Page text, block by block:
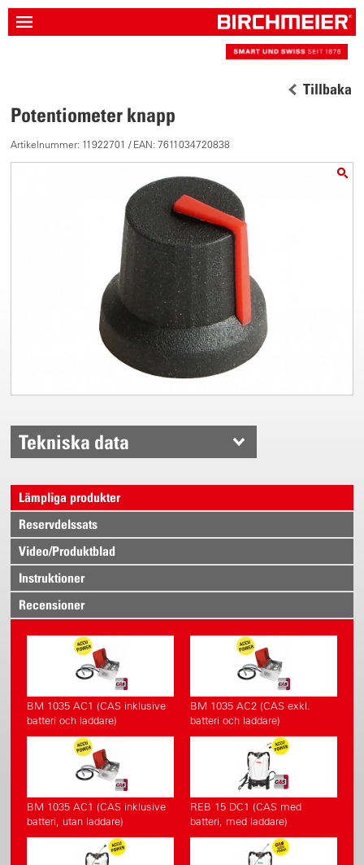
Tillbaka
Potentiometer knapp
Artikelnummer: 11922701 / EAN: 7611034720838
Tekniska data
Lämpliga produkter
Reservdelssats
Video/Produktblad
Instruktioner
Recensioner
BM 1035 AC1 (CAS inklusive
batteri och laddare)
BM 1035 AC2 (CAS exkl.
batteri och laddare)
BM 1035 AC1 (CAS inklusive
batteri, utan laddare)
REB 15 DC1 (CAS med
batteri, med laddare)